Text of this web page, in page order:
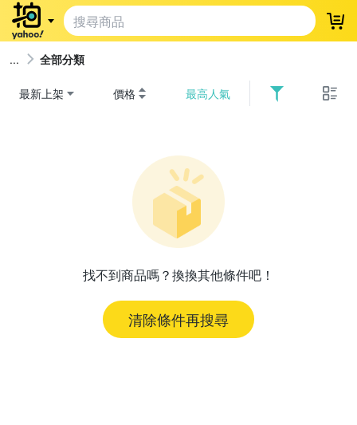
登
全部分類
最新上架 價格 最高人氣
找不到商品嗎？換換其他條件吧！
清除條件再搜尋